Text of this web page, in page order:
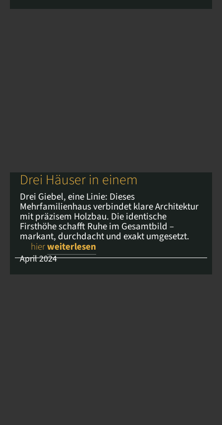
Drei Häuser in einem
Drei Giebel, eine Linie: Dieses
Mehrfamilienhaus verbindet klare Architektur
mit präzisem Holzbau. Die identische
Firsthöhe schafft Ruhe im Gesamtbild –
markant, durchdacht und exakt umgesetzt.
hierweiterlesen
April 2024